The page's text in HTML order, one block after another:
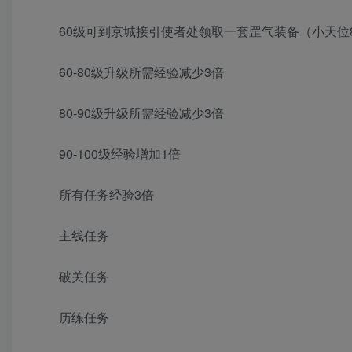
60级可到京城接引使者处领取一套罡气装备（小天位
60-80级升级所需经验减少3倍
80-90级升级所需经验减少3倍
90-100级经验增加1倍
所有任务经验3倍
主线任务
破关任务
历练任务